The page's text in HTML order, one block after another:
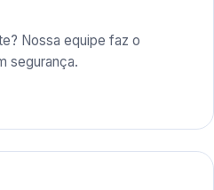
Nossa equipe faz o
segurança.